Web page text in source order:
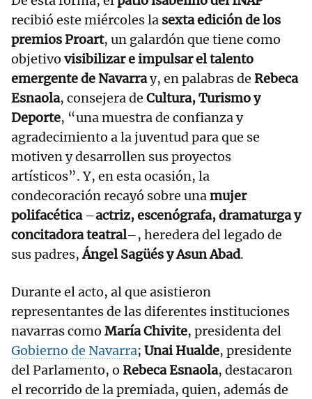
recibió este miércoles la sexta edición de los
premios Proart, un galardón que tiene como
objetivo visibilizar e impulsar el talento
emergente de Navarray, en palabras de Rebeca
Esnaola, consejera de Cultura, Turismo y
Deporte, “una muestra de confianza y
agradecimiento a la juventud para que se
motiven y desarrollen sus proyectos
artísticos”. Y, en esta ocasión, la
condecoración recayó sobre unamujer
polifacética–actriz, escenógrafa, dramaturga y
concitadora teatral–, heredera del legado de
sus padres,Ángel Sagüés y Asun Abad.
Durante el acto, al que asistieron
representantes de las diferentes instituciones
navarras como María Chivite, presidenta del
Gobierno de Navarra; Unai Hualde, presidente
del Parlamento, o Rebeca Esnaola, destacaron
el recorrido de la premiada, quien, además de